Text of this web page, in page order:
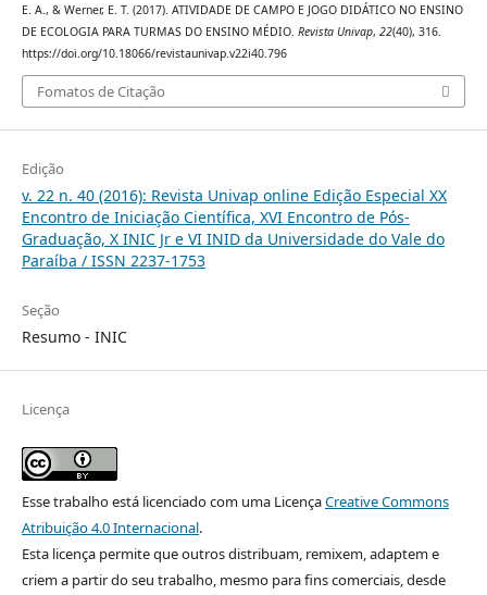
E. A., & Werner, E. T. (2017). ATIVIDADE DE CAMPO E JOGO DIDÁTICO NO ENSINO
DE ECOLOGIA PARA TURMAS DO ENSINO MÉDIO. Revista Univap, 22(40), 316.
https://doi.org/10.18066/revistaunivap.v22i40.796
Fomatos de Citação
Edição
v. 22 n. 40 (2016): Revista Univap online Edição Especial XX
Encontro de Iniciação Científica, XVI Encontro de Pós-
Graduação, X INIC Jr e VI INID da Universidade do Vale do
Paraíba / ISSN 2237-1753
Seção
Resumo - INIC
Licença
Esse trabalho está licenciado com uma LicençaCreative Commons
Atribuição 4.0 Internacional.
Esta licença permite que outros distribuam, remixem, adaptem e
criem a partir do seu trabalho, mesmo para fins comerciais, desde